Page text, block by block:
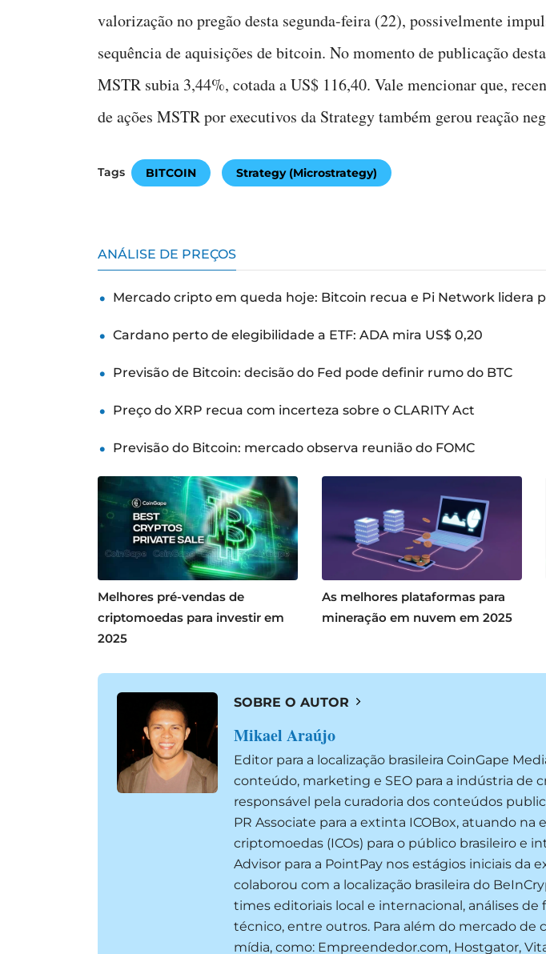
valorização no pregão desta segunda-feira (22), possivelmente
sequência de aquisições de bitcoin. No momento de publicação
MSTR subia 3,44%, cotada a US$ 116,40. Vale mencionar que,
de ações MSTR por executivos da Strategy também gerou reação
Tags BITCOIN Strategy (Microstrategy)
ANÁLISE DE PREÇOS
Mercado cripto em queda hoje: Bitcoin recua e Pi Network lidera
Cardano perto de elegibilidade a ETF: ADA mira US$ 0,20
Previsão de Bitcoin: decisão do Fed pode definir rumo do BTC
Preço do XRP recua com incerteza sobre o CLARITY Act
Previsão do Bitcoin: mercado observa reunião do FOMC
Melhores pré-vendas de
criptomoedas para investir em
2025
As melhores plataformas para
mineração em nuvem em 2025
SOBRE O AUTOR
Mikael Araújo
Editor para a localização brasileira CoinGape
conteúdo, marketing e SEO para a indústria de
responsável pela curadoria dos conteúdos
PR Associate para a extinta ICOBox, atuando
criptomoedas (ICOs) para o público brasileiro e
Advisor para a PointPay nos estágios iniciais da
colaborou com a localização brasileira do
times editoriais local e internacional, análises
técnico, entre outros. Para além do mercado
mídia, como: Empreendedor.com, Hostgator,